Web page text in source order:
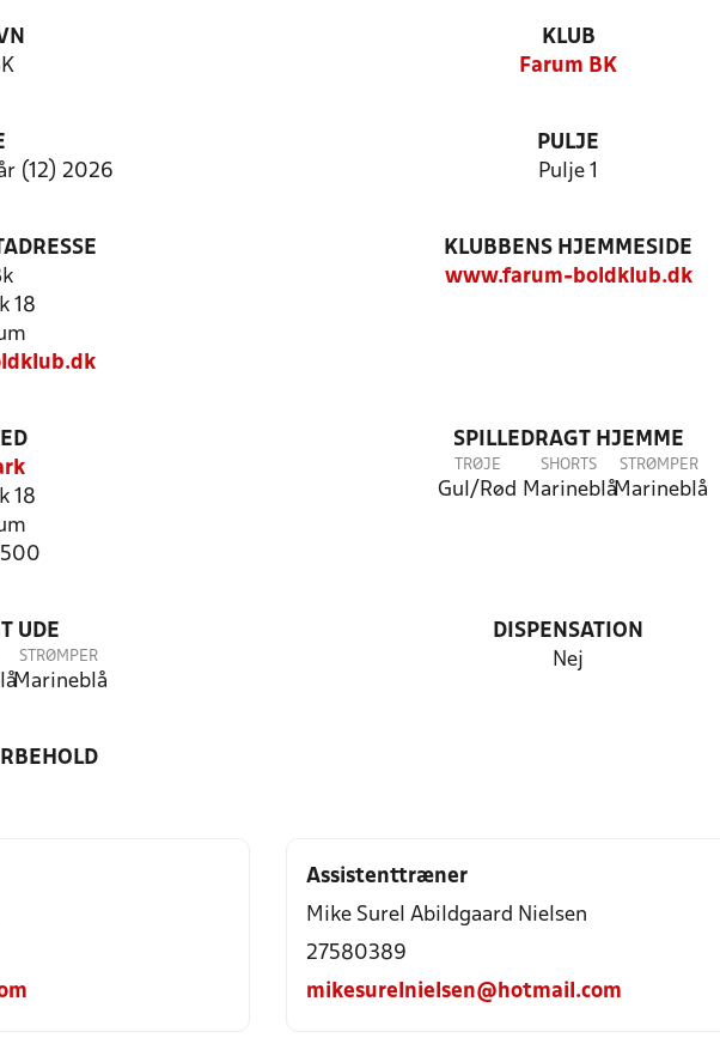
KLUB
Farum BK
(12) 2026
PULJE
Pulje 1
18
KLUBBENS HJEMMESIDE
www.farum-boldklub.dk
18
SPILLEDRAGT HJEMME
TRØJE
Gul/Rød
SHORTS
Marineblå
STRØMPER
Marineblå
UDE
STRØMPER
Marineblå
DISPENSATION
Nej
Assistenttræner
Mike Surel Abildgaard Nielsen
27580389
mikesurelnielsen@hotmail.com